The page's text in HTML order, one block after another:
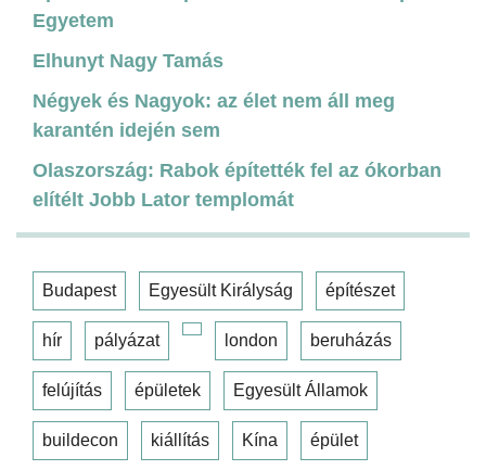
Egyetem
Elhunyt Nagy Tamás
Négyek és Nagyok: az élet nem áll meg
karantén idején sem
Olaszország: Rabok építették fel az ókorban
elítélt Jobb Lator templomát
Budapest Egyesült Királyság építészet
hír pályázat london beruházás
felújítás épületek Egyesült Államok
buildecon kiállítás Kína épület